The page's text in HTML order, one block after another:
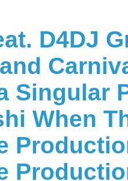
D4DJ
Singular
When